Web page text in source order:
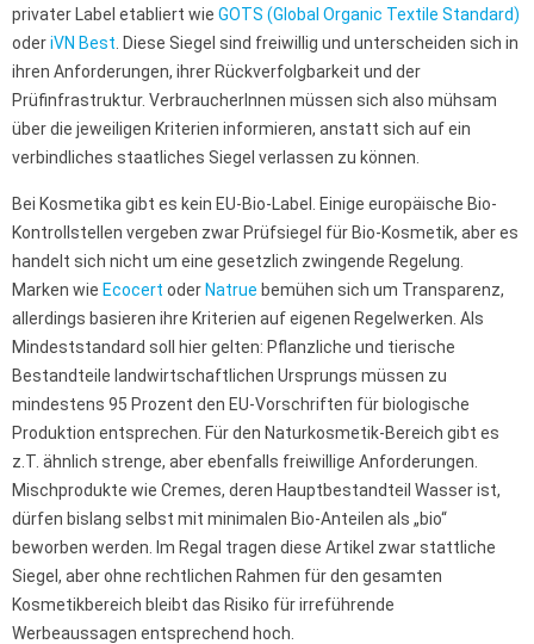
privater Label etabliert wie GOTS (Global Organic Textile Standard)
oderiVN Best . Diese Siegel sind freiwillig und unterscheiden sich in
ihren Anforderungen, ihrer Rückverfolgbarkeit und der
Prüfinfrastruktur. VerbraucherInnen müssen sich also mühsam
über die jeweiligen Kriterien informieren, anstatt sich auf ein
verbindliches staatliches Siegel verlassen zu können.
Bei Kosmetika gibt es kein EU-Bio-Label. Einige europäische Bio-
Kontrollstellen vergeben zwar Prüfsiegel für Bio-Kosmetik, aber es
handelt sich nicht um eine gesetzlich zwingende Regelung.
Marken wie Ecocert oder Natrue bemühen sich um Transparenz,
allerdings basieren ihre Kriterien auf eigenen Regelwerken. Als
Mindeststandard soll hier gelten: Pflanzliche und tierische
Bestandteile landwirtschaftlichen Ursprungs müssen zu
mindestens 95 Prozent den EU-Vorschriften für biologische
Produktion entsprechen. Für den Naturkosmetik-Bereich gibt es
z.T. ähnlich strenge, aber ebenfalls freiwillige Anforderungen.
Mischprodukte wie Cremes, deren Hauptbestandteil Wasser ist,
dürfen bislang selbst mit minimalen Bio-Anteilen als „bio“
beworben werden. Im Regal tragen diese Artikel zwar stattliche
Siegel, aber ohne rechtlichen Rahmen für den gesamten
Kosmetikbereich bleibt das Risiko für irreführende
Werbeaussagen entsprechend hoch.